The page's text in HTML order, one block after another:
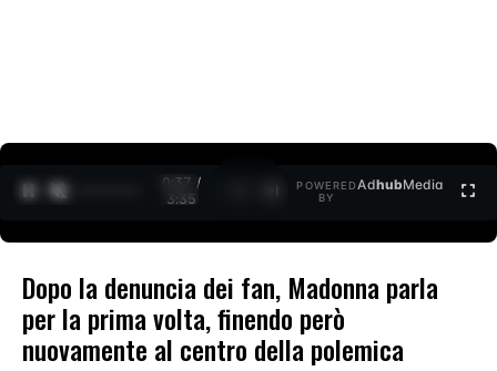
0:38 /
3:35
POWERED
BY
AdhubMedia
Dopo la denuncia dei fan, Madonna parla
per la prima volta, finendo però
nuovamente al centro della polemica